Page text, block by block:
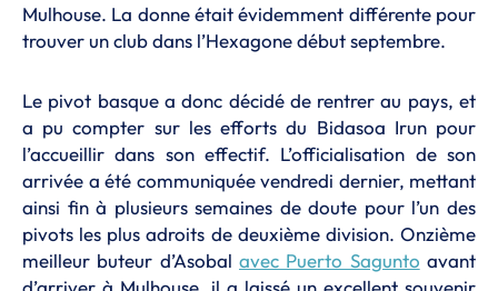
Mulhouse. La donne était évidemment différente pour
trouver un club dans l’Hexagone début septembre.
Le pivot basque a donc décidé de rentrer au pays, et
a pu compter sur les efforts du Bidasoa Irun pour
l’accueillir dans son effectif. L’officialisation de son
arrivée a été communiquée vendredi dernier, mettant
ainsi fin à plusieurs semaines de doute pour l’un des
pivots les plus adroits de deuxième division. Onzième
meilleur buteur d’Asobal avec Puerto Sagunto avant